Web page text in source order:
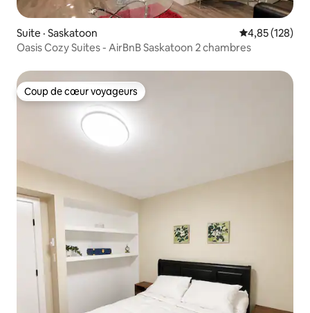
Suite · Saskatoon Note
4,85 (128)
Oasis Cozy Suites - AirBnB Saskatoon 2 chambres
Coup de cœur voyageurs
Coup de cœur voyageurs